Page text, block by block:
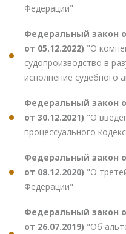
Федерации"
Федеральный закон
от 05.12.2022) "О
судопроизводство в
исполнение судебного
Федеральный закон
от 30.12.2021) "О
процессуального
Федеральный закон
от 08.12.2020) "О
Федерации"
Федеральный закон
от 26.07.2019) "Об